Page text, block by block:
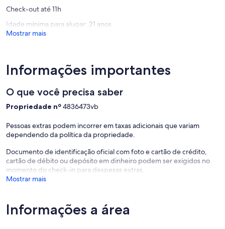
Check-out até 11h
Idade mínima para alugar: 21 anos
Mostrar mais
Informações importantes
O que você precisa saber
Propriedade nº4836473vb
Pessoas extras podem incorrer em taxas adicionais que variam
dependendo da política da propriedade.
Documento de identificação oficial com foto e cartão de crédito,
cartão de débito ou depósito em dinheiro podem ser exigidos no
momento do check-in para despesas extras.
Mostrar mais
Informações a área